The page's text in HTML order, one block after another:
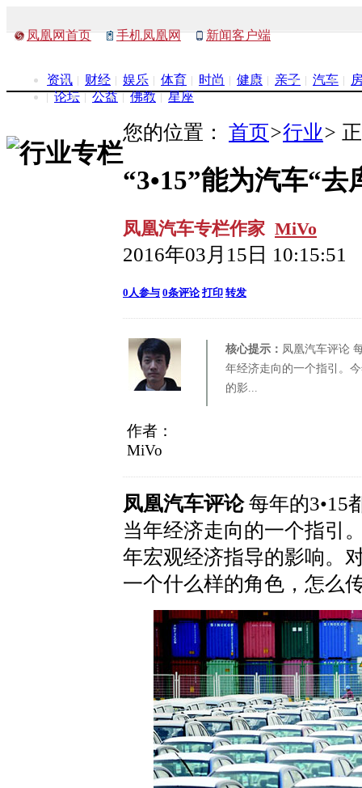
凤凰网首页 手机凤凰网 新闻客户端
资讯 财经 娱乐 体育 时尚 健康 亲子 汽车
论坛
公益 佛教 星座
您的位置： 首页>行业>
“3•15”能为汽车“
凤凰汽车专栏作家 MiVo
2016年03月15日 10:15:51
0人参与 0条评论 打印 转发
作者：
MiVo
核心提示： 凤凰汽车评论
年经济走向的一个指引。
的影...
凤凰汽车评论每年的3•15
当年经济走向的一个指引
年宏观经济指导的影响。
一个什么样的角色，怎么